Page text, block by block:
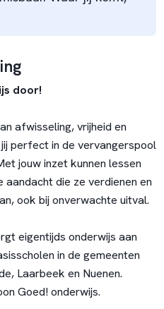
door!
afwisseling, vrijheid en
perfect in de vervangerspool
jouw inzet kunnen lessen
die ze verdienen en
ook bij onverwachte uitval.
eigentijds onderwijs aan
in de gemeenten
Laarbeek en Nuenen.
Goed! onderwijs.